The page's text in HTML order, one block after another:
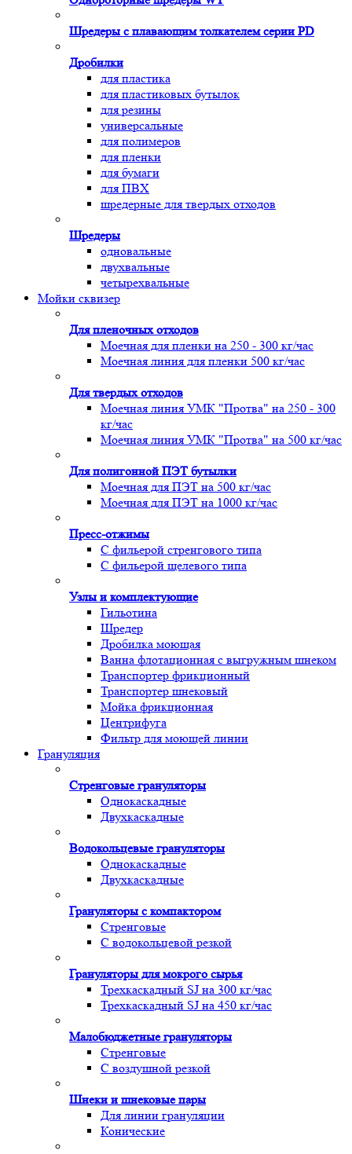
Шредеры с плавающим толкателем серии PD
Дробилки
для пластика
для пластиковых бутылок
для резины
универсальные
для полимеров
для пленки
для бумаги
для ПВХ
шредерные для твердых отходов
Шредеры
одновальные
двухвальные
четырехвальные
Мойки сквизер
Для пленочных отходов
Моечная для пленки на 250 - 300 кг/час
Моечная линия для пленки 500 кг/час
Для твердых отходов
Моечная линия УМК "Протва" на 250 - 300
кг/час
Моечная линия УМК "Протва" на 500 кг/час
Для полигонной ПЭТ бутылки
Моечная для ПЭТ на 500 кг/час
Моечная для ПЭТ на 1000 кг/час
Пресс-отжимы
С фильерой стренгового типа
С фильерой щелевого типа
Узлы и комплектующие
Гильотина
Шредер
Дробилка моющая
Ванна флотационная с выгружным шнеком
Транспортер фрикционный
Транспортер шнековый
Мойка фрикционная
Центрифуга
Фильтр для моющей линии
Грануляция
Стренговые грануляторы
Однокаскадные
Двухкаскадные
Водокольцевые грануляторы
Однокаскадные
Двухкаскадные
Грануляторы с компактором
Стренговые
С водокольцевой резкой
Грануляторы для мокрого сырья
Трехкаскадный SJ на 300 кг/час
Трехкаскадный SJ на 450 кг/час
Малобюджетные грануляторы
Стренговые
С воздушной резкой
Шнеки и шнековые пары
Для линии грануляции
Конические